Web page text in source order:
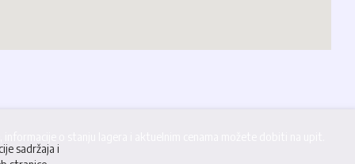
o stanju lagera i aktuelnim cenama možete dobiti na upit.
sadržaja i